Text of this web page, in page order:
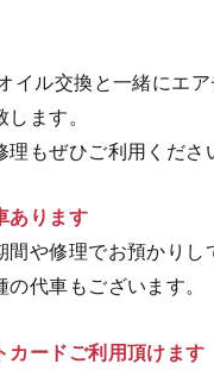
イル交換と一緒にエ
ます。
理もぜひご利用くださ
あります
間や修理でお預かり
の代車もございます。
ードご利用頂けます